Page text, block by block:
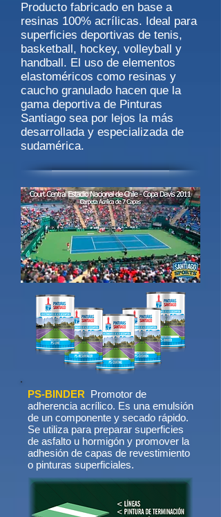
Producto fabricado en base a
resinas 100% acrílicas. Ideal para
superficies deportivas de tenis,
basketball, hockey, volleyball y
handball. El uso de elementos
elastoméricos como resinas y
caucho granulado hacen que la
gama deportiva de Pinturas
Santiago sea por lejos la más
desarrollada y especializada de
sudamérica.
PS-BINDER Promotor de
adherencia acrílico. Es una emulsión
de un componente y secado rápido.
Se utiliza para preparar superficies
de asfalto u hormigón y promover la
adhesión de capas de revestimiento
o pinturas superficiales.